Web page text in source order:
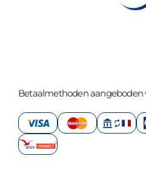
Betaalmethoden aangeboden